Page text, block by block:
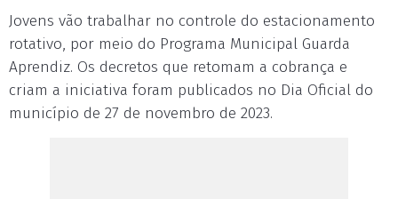
Jovens vão trabalhar no controle do estacionamento
rotativo, por meio do Programa Municipal Guarda
Aprendiz. Os decretos que retomam a cobrança e
criam a iniciativa foram publicados no Dia Oficial do
município de 27 de novembro de 2023.